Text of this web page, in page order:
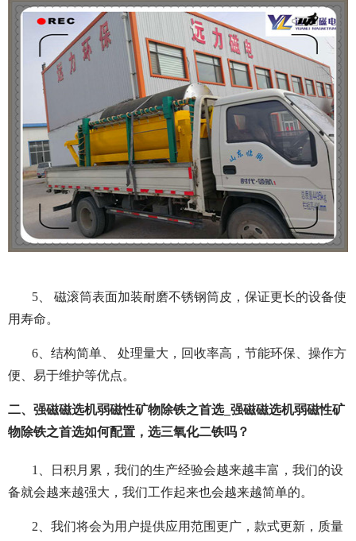
5、 磁滚筒表面加装耐磨不锈钢筒皮，保证更长的设备使
用寿命。
6、结构简单、 处理量大，回收率高，节能环保、操作方
便、易于维护等优点。
二、强磁磁选机弱磁性矿物除铁之首选_强磁磁选机弱磁性矿
物除铁之首选如何配置，选三氧化二铁吗？
1、日积月累，我们的生产经验会越来越丰富，我们的设
备就会越来越强大，我们工作起来也会越来越简单的。
2、我们将会为用户提供应用范围更广，款式更新，质量